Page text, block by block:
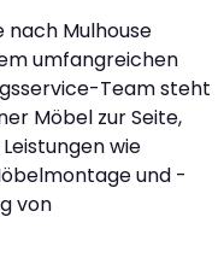
nach Mulhouse
umfangreichen
Team steht
Möbel zur Seite,
wie
und -
von